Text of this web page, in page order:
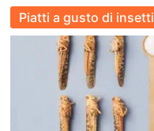
Piatti a gusto di insetti